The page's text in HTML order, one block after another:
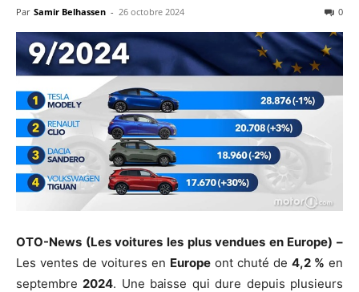
Par Samir Belhassen - 26 octobre 2024 0
OTO-News (Les voitures les plus vendues en Europe) –
Les ventes de voitures en Europe ont chuté de 4,2 % en
septembre 2024. Une baisse qui dure depuis plusieurs